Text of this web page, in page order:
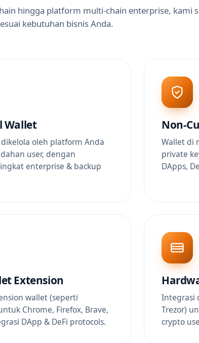
hingga platform multi-chain enterprise, kami
kebutuhan bisnis Anda.
Wallet
oleh platform Anda
user, dengan
enterprise & backup
Non-
Wallet di
private
DApps,
Extension
wallet (seperti
Chrome, Firefox, Brave,
DApp & DeFi protocols.
Integrasi
Trezor)
crypto